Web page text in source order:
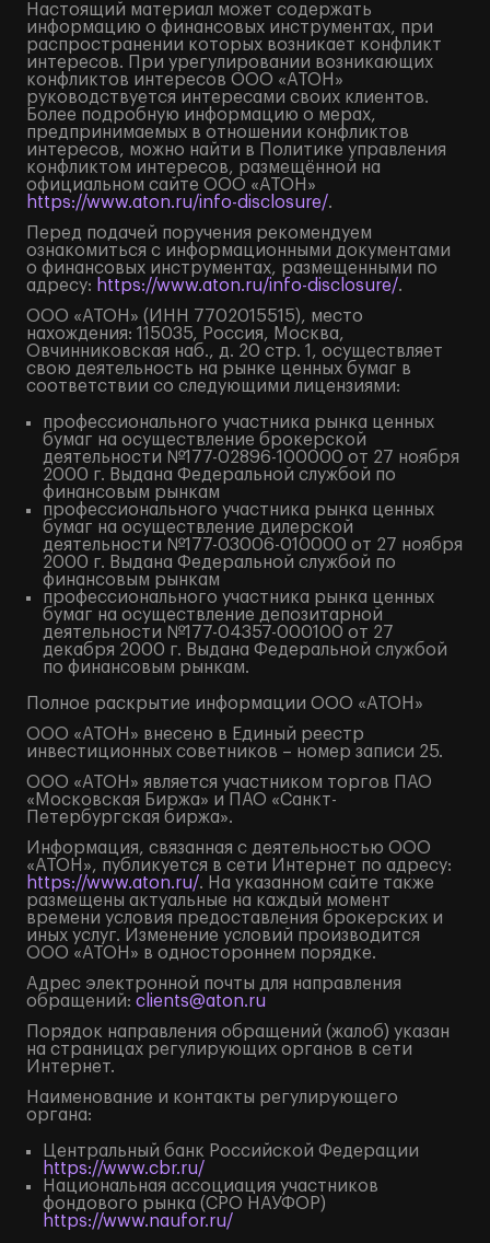
Настоящий материал может содержать
информацию о финансовых инструментах, при
распространении которых возникает конфликт
интересов. При урегулировании возникающих
конфликтов интересов ООО «АТОН»
руководствуется интересами своих клиентов.
Более подробную информацию о мерах,
предпринимаемых в отношении конфликтов
интересов, можно найти в Политике управления
конфликтом интересов, размещённой на
официальном сайте ООО «АТОН»
https://www.aton.ru/info-disclosure/.
Перед подачей поручения рекомендуем
ознакомиться с информационными документами
о финансовых инструментах, размещенными по
адресу: https://www.aton.ru/info-disclosure/.
ООО «АТОН» (ИНН 7702015515), место
нахождения: 115035, Россия, Москва,
Овчинниковская наб., д. 20 стр. 1, осуществляет
свою деятельность на рынке ценных бумаг в
соответствии со следующими лицензиями:
профессионального участника рынка ценных
бумаг на осуществление брокерской
деятельности №177-02896-100000 от 27 ноября
2000 г. Выдана Федеральной службой по
финансовым рынкам
профессионального участника рынка ценных
бумаг на осуществление дилерской
деятельности №177-03006-010000 от 27 ноября
2000 г. Выдана Федеральной службой по
финансовым рынкам
профессионального участника рынка ценных
бумаг на осуществление депозитарной
деятельности №177-04357-000100 от 27
декабря 2000 г. Выдана Федеральной службой
по финансовым рынкам.
Полное раскрытие информации ООО «АТОН»
ООО «АТОН» внесено в Единый реестр
инвестиционных советников – номер записи 25.
ООО «АТОН» является участником торгов ПАО
«Московская Биржа» и ПАО «Санкт-
Петербургская биржа».
Информация, связанная с деятельностью ООО
«АТОН», публикуется в сети Интернет по адресу:
https://www.aton.ru/. На указанном сайте также
размещены актуальные на каждый момент
времени условия предоставления брокерских и
иных услуг. Изменение условий производится
ООО «АТОН» в одностороннем порядке.
Адрес электронной почты для направления
обращений: clients@aton.ru
Порядок направления обращений (жалоб) указан
на страницах регулирующих органов в сети
Интернет.
Наименование и контакты регулирующего
органа:
Центральный банк Российской Федерации
https://www.cbr.ru/
Национальная ассоциация участников
фондового рынка (СРО НАУФОР)
https://www.naufor.ru/